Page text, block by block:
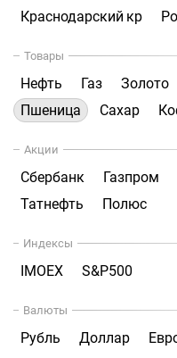
Краснодарский кр
Товары
Нефть Газ Золото
Пшеница
Сахар
Акции
Сбербанк Газпром
Татнефть
Полюс
Индексы
IMOEX S&P500
Валюты
Рубль Доллар